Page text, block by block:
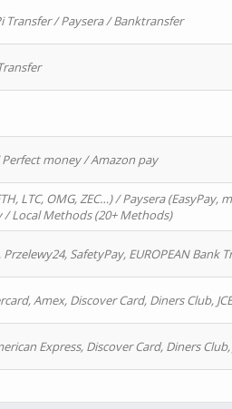
Transfer / Paysera / Banktransfer
money / Amazon pay
LTC, OMG, ZEC…) / Paysera (EasyPay,
/ Local Methods (20+ Methods)
SafetyPay, EUROPEAN Bank
Amex, Discover Card, Diners Club,
Express, Discover Card, Diners Club,